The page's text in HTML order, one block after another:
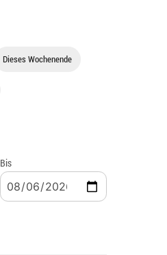
Dieses Wochenende
Bis